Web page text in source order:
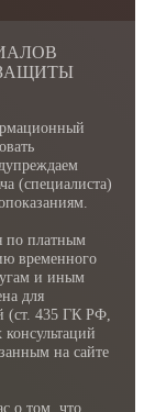
(специалиста)
по платным
временного
и иным
для
(ст. 435 ГК РФ,
на сайте
о том, что